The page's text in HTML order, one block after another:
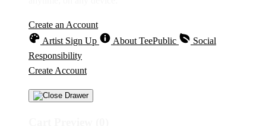
Create an Account
Artist Sign Up
About TeePublic
Social
Responsibility
Create Account